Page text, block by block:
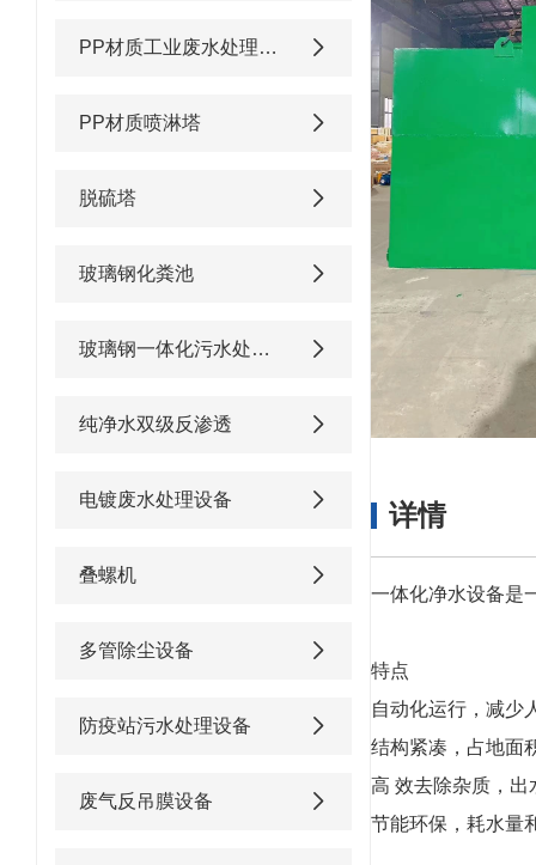
PP材质工业废水处理设备
PP材质喷淋塔
脱硫塔
玻璃钢化粪池
玻璃钢一体化污水处理设备
纯净水双级反渗透
电镀废水处理设备
叠螺机
多管除尘设备
防疫站污水处理设备
废气反吊膜设备
详情
一体化净水设备是
特点
自动化运行，减少
结构紧凑，占地面
高 效去除杂质，出
节能环保，耗水量